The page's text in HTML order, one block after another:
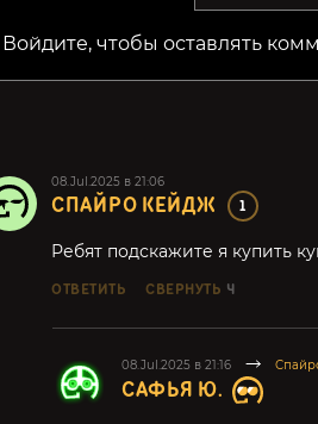
Войдите, чтобы оставлять
08.Jul.2025 в 21:06
СПАЙРО КЕЙДЖ 1
Ребят подскажите я купить
ОТВЕТИТЬ СВЕРНУТЬ 4
08.Jul.2025 в 21:16
САФЬЯ Ю.